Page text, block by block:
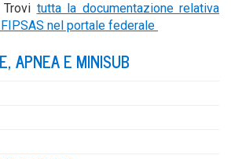
tut­ta la docu­men­ta­zio­ne rela­ti­va
nel por­ta­le federale
APNEA E MINISUB